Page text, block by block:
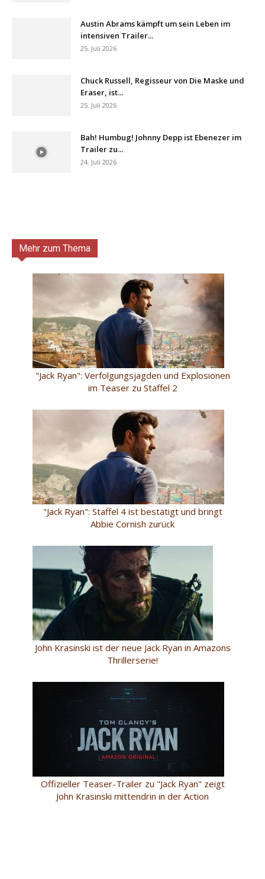
Austin Abrams kämpft um sein Leben im
intensiven Trailer...
25. Juli 2026
Chuck Russell, Regisseur von Die Maske und
Eraser, ist...
25. Juli 2026
Bah! Humbug! Johnny Depp ist Ebenezer im
Trailer zu...
24. Juli 2026
Mehr zum Thema
"Jack Ryan": Verfolgungsjagden und Explosionen
im Teaser zu Staffel 2
"Jack Ryan": Staffel 4 ist bestätigt und bringt
Abbie Cornish zurück
John Krasinski ist der neue Jack Ryan in Amazons
Thrillerserie!
Offizieller Teaser-Trailer zu "Jack Ryan" zeigt
John Krasinski mittendrin in der Action